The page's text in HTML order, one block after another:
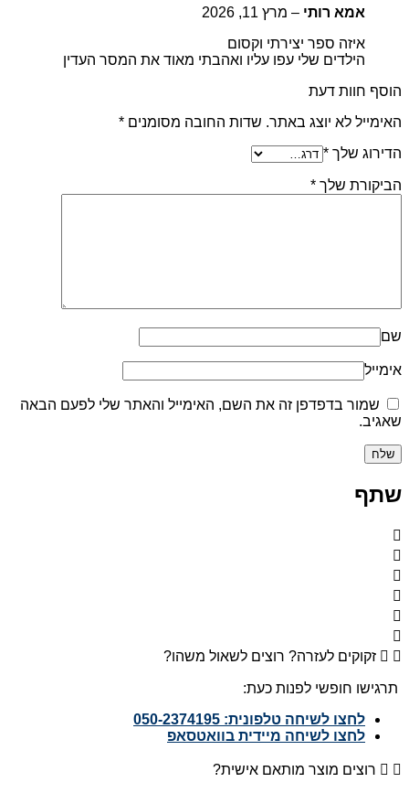
אמא רותי – מרץ 11, 2026
איזה ספר יצירתי וקסום
הילדים שלי עפו עליו ואהבתי מאוד את המסר העדין
הוסף חוות דעת
האימייל לא יוצג באתר. שדות החובה מסומנים *
הדירוג שלך *
הביקורת שלך *
שם
אימייל
שמור בדפדפן זה את השם, האימייל והאתר שלי לפעם הבאה
שאגיב.
שתף
זקוקים לעזרה? רוצים לשאול משהו?
תרגישו חופשי לפנות כעת:
לחצו לשיחה טלפונית: 050-2374195
לחצו לשיחה מיידית בוואטסאפ
רוצים מוצר מותאם אישית?